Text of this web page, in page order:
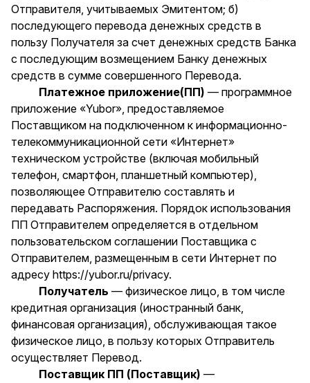
Отправителя, учитываемых Эмитентом; б)
последующего перевода денежных средств в
пользу Получателя за счет денежных средств Банка
с последующим возмещением Банку денежных
средств в сумме совершенного Перевода.
Платежное приложение(ПП) — программное
приложение «Yubor», предоставляемое
Поставщиком на подключенном к информационно-
телекоммуникационной сети «Интернет»
техническом устройстве (включая мобильный
телефон, смартфон, планшетный компьютер),
позволяющее Отправителю составлять и
передавать Распоряжения. Порядок использования
ПП Отправителем определяется в отдельном
пользовательском соглашении Поставщика с
Отправителем, размещенным в сети Интернет по
адресу https://yubor.ru/privacy.
Получатель — физическое лицо, в том числе
кредитная организация (иностранный банк,
финансовая организация), обслуживающая такое
физическое лицо, в пользу которых Отправитель
осуществляет Перевод.
Поставщик ПП (Поставщик) —